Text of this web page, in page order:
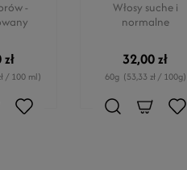
-
/ 100 ml)
Włosy suche i
normalne
32,00 zł
60g (53,33 zł / 100g)